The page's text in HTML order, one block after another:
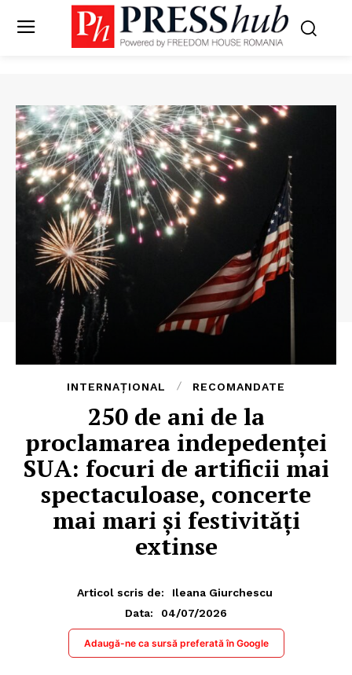
INTERNAȚIONAL RECOMANDATE
250 de ani de la
proclamarea indepedenței
SUA: focuri de artificii mai
spectaculoase, concerte
mai mari și festivități
extinse
Articol scris de:
Ileana Giurchescu
Data:
04/07/2026
Adaugă-ne ca sursă preferată în Google